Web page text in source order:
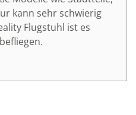
kann sehr schwierig
Flugstuhl ist es